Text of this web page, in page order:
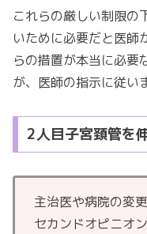
これらの厳しい制限の
いために必要だと医師
らの措置が本当に必要
が、医師の指示に従い
2人目子宮頚管を
主治医や病院の変更
セカンドオピニオ